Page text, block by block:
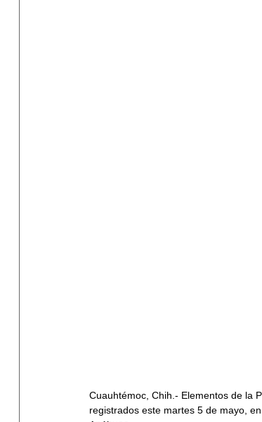
Cuauhtémoc, Chih.- Elementos de la
registrados este martes 5 de mayo,